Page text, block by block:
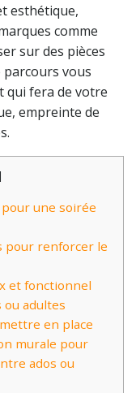
esthétique,
comme
sur des pièces
parcours vous
qui fera de votre
empreinte de
une soirée
pour renforcer le
et fonctionnel
adultes
en place
murale pour
ados ou